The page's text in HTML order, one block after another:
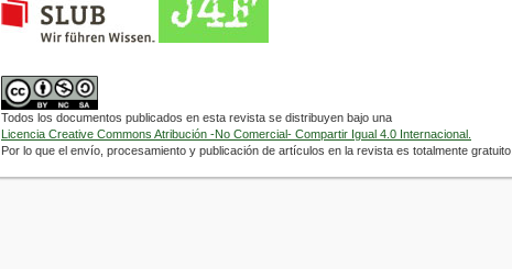
Todos los documentos publicados en esta revista se distribuyen bajo una
Licencia Creative Commons Atribución -No Comercial- Compartir Igual 4.0 Internacional.
Por lo que el envío, procesamiento y publicación de artículos en la revista es totalmente gratuito.